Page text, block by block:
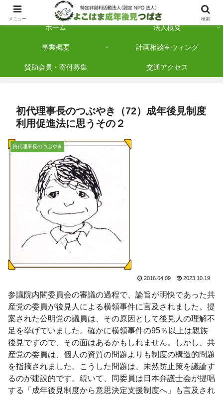
横浜市保土ケ谷区を拠点に「法人後見」を多数手がけている認定NPO法人です
ホーム 法人概要
事業概要 計画相談室ウィング
賛助会員・寄付募集 交通アクセス
初代理事長のつぶやき（72）成年後見制度
利用促進法に思うその２
初代理事長のつぶやき
2016.04.09 2023.10.19
参議院内閣委員会の審議の過程で、論旨が明快であった共
産党の委員が後見人による横領事件に言及されました。提
案された公明党の議員は、その原因として後見人の理解不
足を挙げていました。確かに横領事件の95％以上は親族
後見ですので、その面はあるかもしれません。しかし、共
産党の委員は、個人の資質の問題よりも制度の構造的問題
を指摘されました。こうした問題は、未然防止策を議論す
るのが建設的です。続いて、同委員は日本弁護士会が提唱
する「成年後見制度から意思決定支援制度へ」も言及され
メニュー 検索